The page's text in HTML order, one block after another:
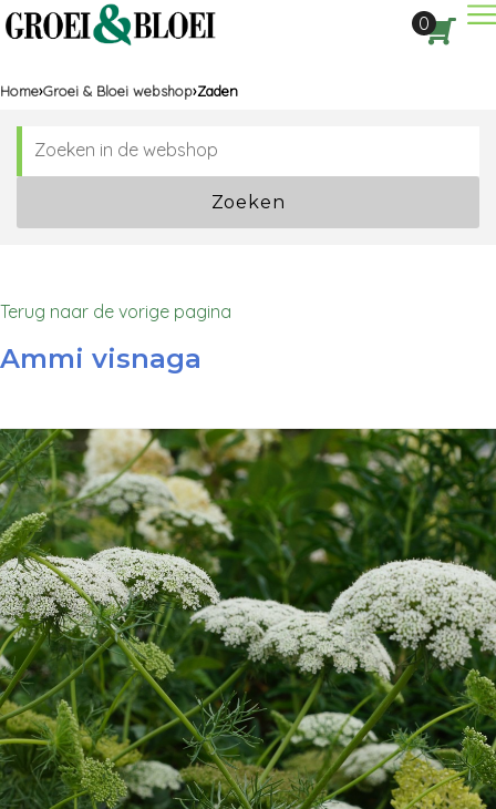
0
Home Groei & Bloei webshop Zaden
Zoeken
Terug naar de vorige pagina
Ammi visnaga